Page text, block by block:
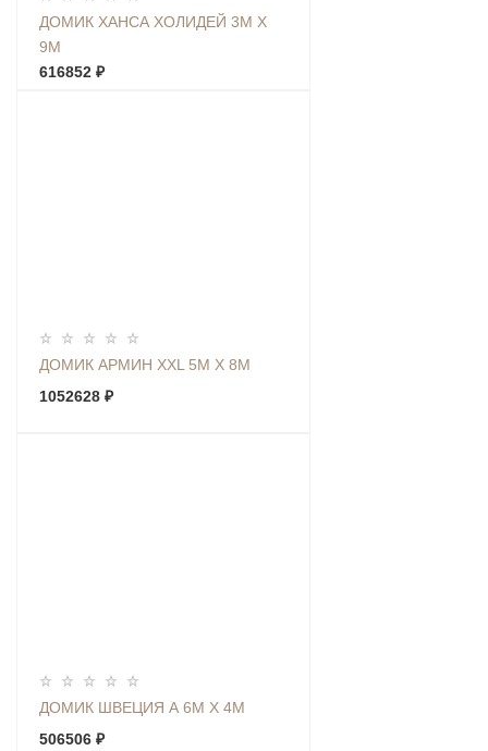
ДОМИК ХАНСА ХОЛИДЕЙ 3М Х
9М
616852 ₽
ДОМИК АРМИН XXL 5М Х 8М
1052628 ₽
ДОМИК ШВЕЦИЯ А 6М Х 4М
506506 ₽